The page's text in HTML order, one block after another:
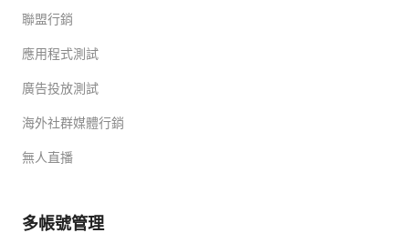
聯盟行銷
應用程式測試
廣告投放測試
海外社群媒體行銷
無人直播
多帳號管理